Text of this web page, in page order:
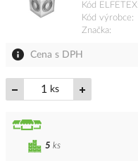
Kód ELFETEX
Kód výrobce
Značka
Cena s DPH
ks
5 ks